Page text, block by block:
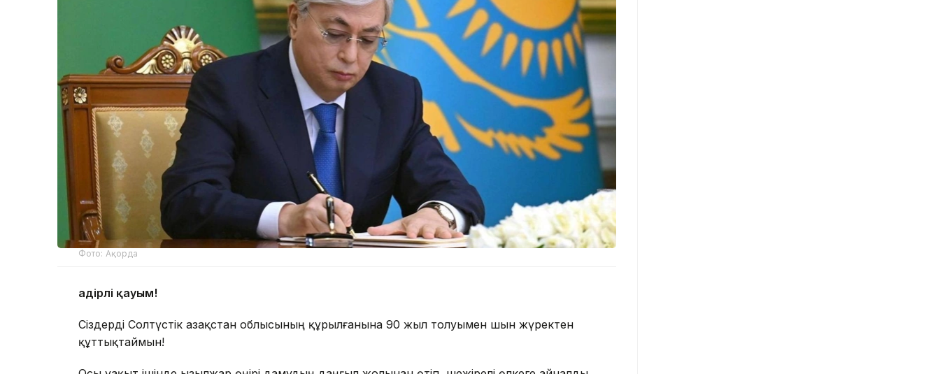
Фото: Ақорда
Қадірлі қауым!
Сіздерді Солтүстік Қазақстан облысының құрылғанына 90 жыл толуымен шын жүректен
құттықтаймын!